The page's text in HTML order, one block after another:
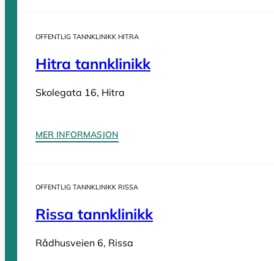
OFFENTLIG TANNKLINIKK HITRA
Hitra tannklinikk
Skolegata 16, Hitra
MER INFORMASJON
OFFENTLIG TANNKLINIKK RISSA
Rissa tannklinikk
Rådhusveien 6, Rissa
Tannleger Finnmark
Tannleger Møre og Romsdal
Tannleger Norge